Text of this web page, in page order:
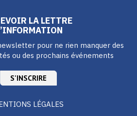
LA LETTRE
pour ne rien manquer des
ou des prochains événements
S'INSCRIRE
LÉGALES